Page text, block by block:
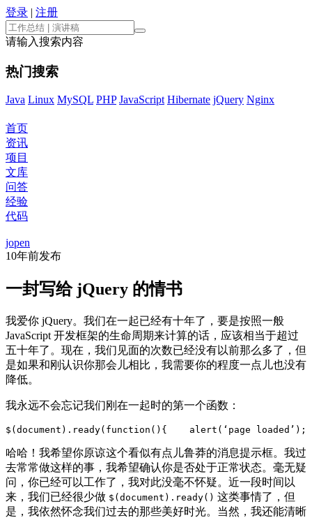
登录 | 注册
请输入搜索内容
热门搜索
Java Linux MySQL PHP JavaScript Hibernate jQuery Nginx
首页
资讯
项目
文库
问答
经验
代码
jopen
10年前发布
一封写给 jQuery 的情书
我爱你 jQuery。我们在一起已经有十年了，要是按照一般
JavaScript 开发框架的生命周期来计算的话，应该相当于超过
五十年了。现在，我们见面的次数已经没有以前那么多了，但
是如果和刚认识你那会儿相比，我需要你的程度一点儿也没有
降低。
我永远不会忘记我们刚在一起时的第一个函数：
$(document).ready(function(){    alert(‘page
哈哈！我希望你原谅这个看似有点儿鲁莽的消息提示框。我过
去常常做这样的事，我希望确认你是否处于正常状态。毫无疑
问，你已经可以工作了，我对此没毫不怀疑。近一段时间以
来，我们已经很少做 $(document).ready() 这类事情了，但
是，我依然怀念我们过去的那些美好时光。当然，我还能清晰